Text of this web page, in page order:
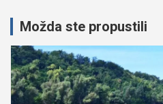
Možda ste propustili